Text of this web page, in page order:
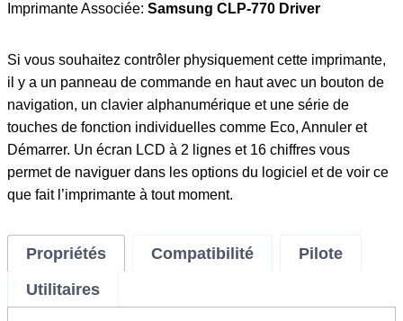
Imprimante Associée: Samsung CLP-770 Driver
Si vous souhaitez contrôler physiquement cette imprimante,
il y a un panneau de commande en haut avec un bouton de
navigation, un clavier alphanumérique et une série de
touches de fonction individuelles comme Eco, Annuler et
Démarrer. Un écran LCD à 2 lignes et 16 chiffres vous
permet de naviguer dans les options du logiciel et de voir ce
que fait l’imprimante à tout moment.
Propriétés Compatibilité
Pilote
Utilitaires